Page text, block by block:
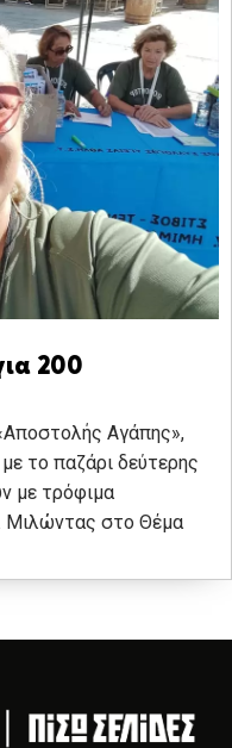
200
Αγάπης»,
το παζάρι δεύτερης
με τρόφιμα
Μιλώντας στο Θέμα